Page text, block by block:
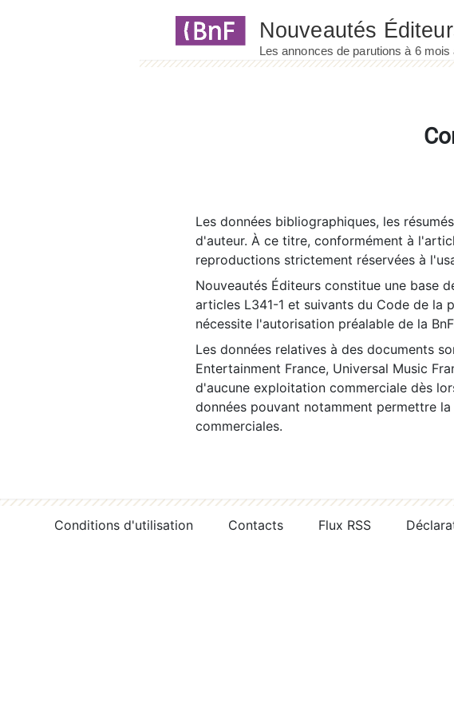
Les données bibliographiques, les
d'auteur. À ce titre, conformément à
reproductions strictement réservées à
Nouveautés Éditeurs constitue une base
articles L341-1 et suivants du Code de la
nécessite l'autorisation préalable de la
Les données relatives à des documents
Entertainment France, Universal Music
d'aucune exploitation commerciale dès
données pouvant notamment permettre
commerciales.
Conditions d'utilisation Contacts Flux RSS